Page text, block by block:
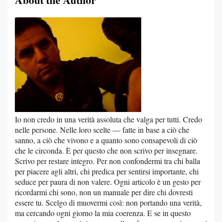
Io non credo in una verità assoluta che valga per tutti. Credo
nelle persone. Nelle loro scelte — fatte in base a ciò che
sanno, a ciò che vivono e a quanto sono consapevoli di ciò
che le circonda. È per questo che non scrivo per insegnare.
Scrivo per restare integro. Per non confondermi tra chi balla
per piacere agli altri, chi predica per sentirsi importante, chi
seduce per paura di non valere. Ogni articolo è un gesto per
ricordarmi chi sono, non un manuale per dire chi dovresti
essere tu. Scelgo di muovermi così: non portando una verità,
ma cercando ogni giorno la mia coerenza. E se in questo